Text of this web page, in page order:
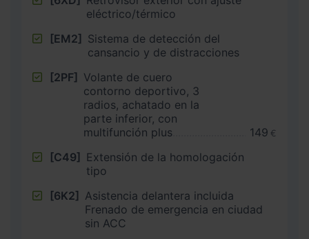
eléctrico/térmico
[EM2] Sistema de detección del
cansancio y de distracciones
[2PF] Volante de cuero
contorno deportivo, 3
radios, achatado en la
parte inferior, con
multifunción plus
149 €
[C49] Extensión de la homologación
tipo
[6K2] Asistencia delantera incluida
Frenado de emergencia en ciudad
sin ACC